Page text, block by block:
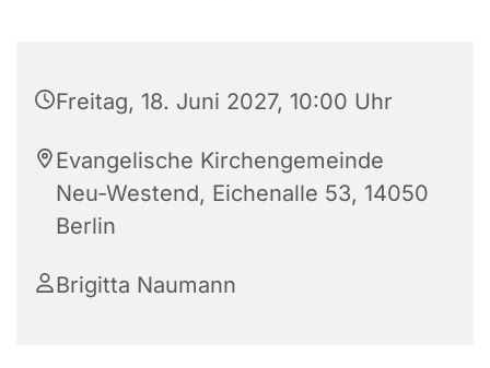
Freitag, 18. Juni 2027, 10:00 Uhr
Evangelische Kirchengemeinde
Neu-Westend, Eichenalle 53, 14050
Berlin
Brigitta Naumann